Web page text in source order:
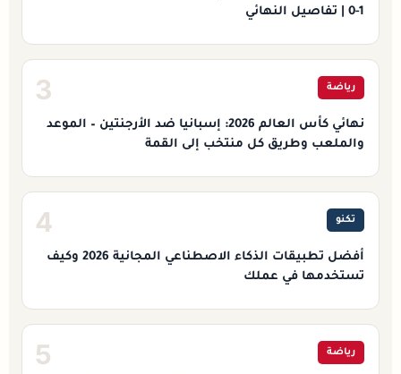
1-0 | تفاصيل النهائي
3 رياضة
نهائي كأس العالم 2026: إسبانيا ضد الأرجنتين – الموعد
والملعب وطريق كل منتخب إلى القمة
4 تكنو
أفضل تطبيقات الذكاء الاصطناعي المجانية 2026 وكيف
تستخدمها في عملك
5 رياضة